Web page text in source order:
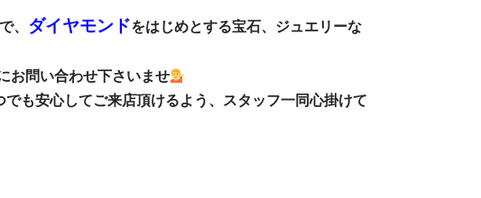
、 ダイヤモンドをはじめとする宝石、ジュエリーな
お問い合わせ下さいませ
も安心してご来店頂けるよう、スタッフ一同心掛けて